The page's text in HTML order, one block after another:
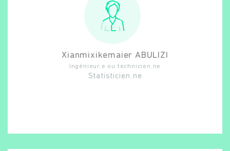
Xianmixikemaier ABULIZI
Ingénieur.e ou technicien.ne
Statisticien.ne